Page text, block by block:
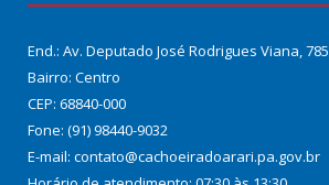
End.: Av. Deputado José Rodrigues Viana, 785
Bairro: Centro
CEP: 68840-000
Fone: (91) 98440-9032
E-mail: contato@cachoeiradoarari.pa.gov.br